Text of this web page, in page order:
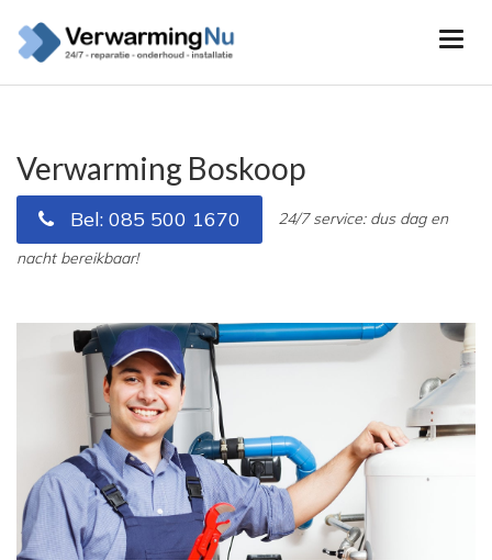
Verwarming Boskoop
Bel: 085 500 1670
24/7 service: dus dag en
nacht bereikbaar!